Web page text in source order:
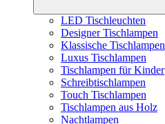
LED Tischleuchten
Designer Tischlampen
Klassische Tischlampen
Luxus Tischlampen
Tischlampen für Kinder
Schreibtischlampen
Touch Tischlampen
Tischlampen aus Holz
Nachtlampen